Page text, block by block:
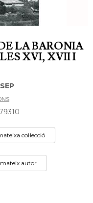
LA BARONIA
XVI, XVII I
col·lecció
mateix autor